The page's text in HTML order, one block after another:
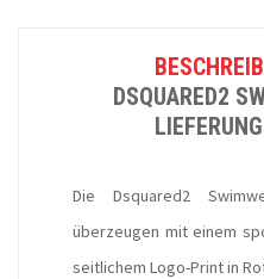
DSQUARED2
Die Dsquared2
überzeugen mit einem
seitlichem Logo-Print in